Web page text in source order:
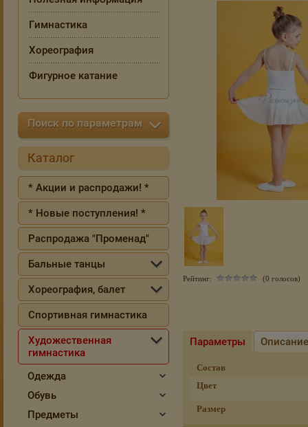
Рейтинг: (0 голосов)
Параметры Описание
Состав
Цвет
Размер
Гимнастика
Хореография
Фигурное катание
Поиск по параметрам
Каталог
* Акции и распродажи! *
* Новые поступления! *
Распродажа "Променад"
Бальные танцы
Хореография, балет
Спортивная гимнастика
Художественная
гимнастика
Одежда
Обувь
Предметы